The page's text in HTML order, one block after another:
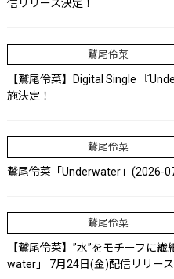
信リリース決定！
鷲尾伶菜
【鷲尾伶菜】Digital Single 『
施決定！
鷲尾伶菜
鷲尾伶菜「Underwater」(2026-
鷲尾伶菜
【鷲尾伶菜】”水”をモチーフに
water」 7月24日(金)配信リリース